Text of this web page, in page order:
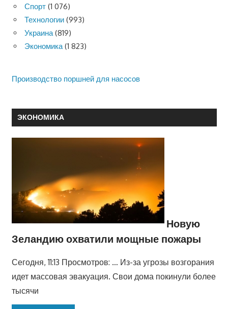
Спорт (1 076)
Технологии (993)
Украина(819)
Экономика(1 823)
Производство поршней для насосов
ЭКОНОМИКА
Новую
Зеландию охватили мощные пожары
Сегодня, 11:13 Просмотров: … Из-за угрозы возгорания
идет массовая эвакуация. Свои дома покинули более
тысячи